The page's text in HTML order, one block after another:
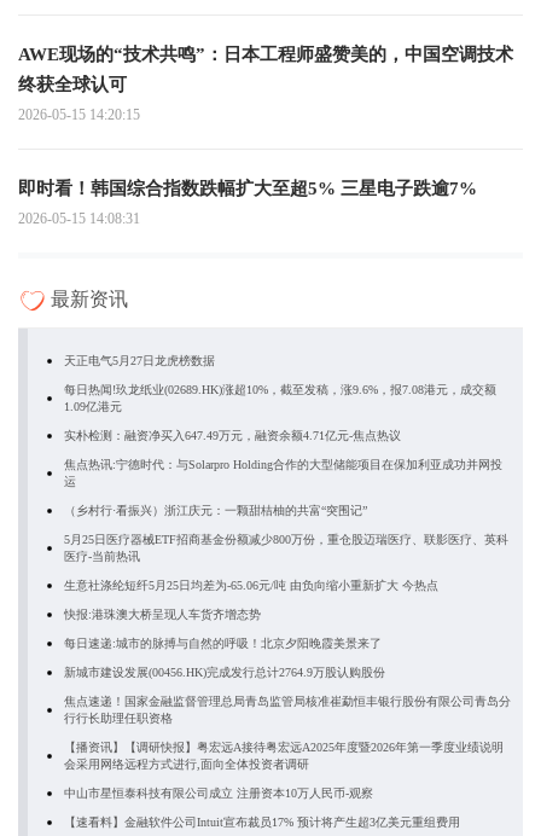
AWE现场的“技术共鸣”：日本工程师盛赞美的，中国空调技术
终获全球认可
2026-05-15 14:20:15
即时看！韩国综合指数跌幅扩大至超5% 三星电子跌逾7%
2026-05-15 14:08:31
最新资讯
天正电气5月27日龙虎榜数据
每日热闻!玖龙纸业(02689.HK)涨超10%，截至发稿，涨9.6%，报7.08港元，成交额
1.09亿港元
实朴检测：融资净买入647.49万元，融资余额4.71亿元-焦点热议
焦点热讯:宁德时代：与Solarpro Holding合作的大型储能项目在保加利亚成功并网投
运
（乡村行·看振兴）浙江庆元：一颗甜桔柚的共富“突围记”
5月25日医疗器械ETF招商基金份额减少800万份，重仓股迈瑞医疗、联影医疗、英科
医疗-当前热讯
生意社涤纶短纤5月25日均差为-65.06元/吨 由负向缩小重新扩大 今热点
快报:港珠澳大桥呈现人车货齐增态势
每日速递:城市的脉搏与自然的呼吸！北京夕阳晚霞美景来了
新城市建设发展(00456.HK)完成发行总计2764.9万股认购股份
焦点速递！国家金融监督管理总局青岛监管局核准崔勐恒丰银行股份有限公司青岛分
行行长助理任职资格
【播资讯】【调研快报】粤宏远A接待粤宏远A2025年度暨2026年第一季度业绩说明
会采用网络远程方式进行,面向全体投资者调研
中山市星恒泰科技有限公司成立 注册资本10万人民币-观察
【速看料】金融软件公司Intuit宣布裁员17% 预计将产生超3亿美元重组费用